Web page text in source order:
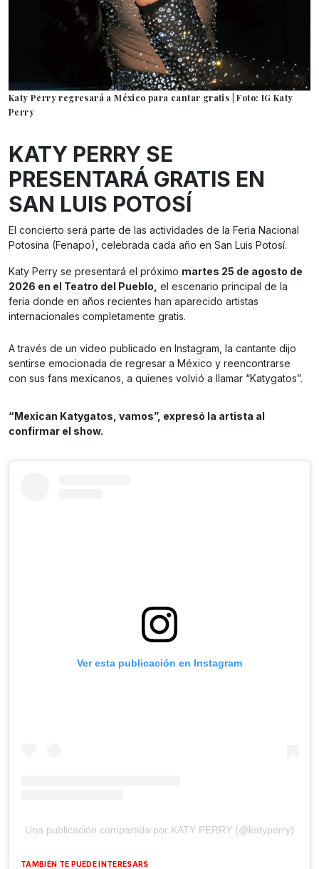
Katy Perry regresará a México para cantar gratis | Foto: IG Katy
Perry
KATY PERRY SE
PRESENTARÁ GRATIS EN
SAN LUIS POTOSÍ
El concierto será parte de las actividades de la Feria Nacional
Potosina (Fenapo), celebrada cada año en San Luis Potosí.
Katy Perry se presentará el próximo martes 25 de agosto de
2026 en el Teatro del Pueblo, el escenario principal de la
feria donde en años recientes han aparecido artistas
internacionales completamente gratis.
A través de un video publicado en Instagram, la cantante dijo
sentirse emocionada de regresar a México y reencontrarse
con sus fans mexicanos, a quienes volvió a llamar “Katygatos”.
“Mexican Katygatos, vamos”, expresó la artista al
confirmar el show.
Ver esta publicación en Instagram
Una publicación compartida por KATY PERRY (@katyperry)
TAMBIÉN TE PUEDE INTERESARS